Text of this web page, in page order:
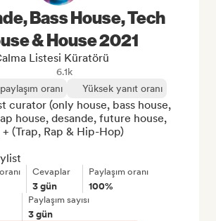
Bass House, Tech
& House 2021
Listesi Küratörü
6.1k
oranı
Yüksek yanıt oranı
curator (only house, bass house,
house, desande, future house,
+ (Trap, Rap & Hip-Hop)
Cevaplar
3 gün
Paylaşım oranı
100%
Paylaşım sayısı
3 gün